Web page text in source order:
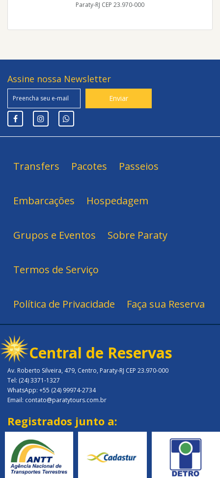
Paraty-RJ CEP 23.970-000
Assine nossa Newsletter
Transfers Pacotes Passeios
Embarcações Hospedagem
Grupos e Eventos Sobre Paraty
Termos de Serviço
Política de Privacidade Faça sua Reserva
Central de Reservas
Av. Roberto Silveira, 479, Centro, Paraty-RJ CEP 23.970-000
Tel: (24) 3371-1327
WhatsApp: +55 (24) 99974-2734
Email: contato@paratytours.com.br
Registrados junto a: